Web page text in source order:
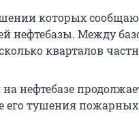
которых
нефтебазы. Между
кварталов
нефтебазе
его тушения пожарных